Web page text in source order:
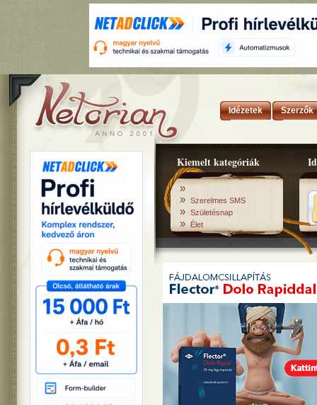
Idézetek Szerzők
Kiemelt kategóriák
»
» Szerelmes SMS
» Születésnap
» Élet